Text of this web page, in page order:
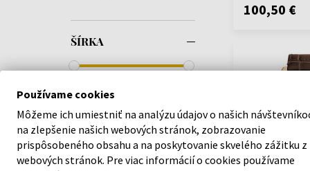
Traser H3(8)
TW-Steel
Versace(17)
Victorinox
Wenger
Zeppelin(62)
G-Shock Profesional
(1)
Grille(1)
Henry
Hudson
Irving(1)
Jameson(1)
Jet(2)
ŠÍRKA
FARBA REMIENKA
100,50 €
Používame cookies
Môžeme ich umiestniť na analýzu údajov o našich
na zlepšenie našich webových stránok, zobrazovanie
prispôsobeného obsahu a na poskytovanie skvelého zážitku z
webových stránok. Pre viac informácií o cookies používame